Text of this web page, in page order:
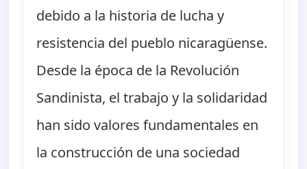
debido a la historia de lucha y
resistencia del pueblo nicaragüense.
Desde la época de la Revolución
Sandinista, el trabajo y la solidaridad
han sido valores fundamentales en
la construcción de una sociedad